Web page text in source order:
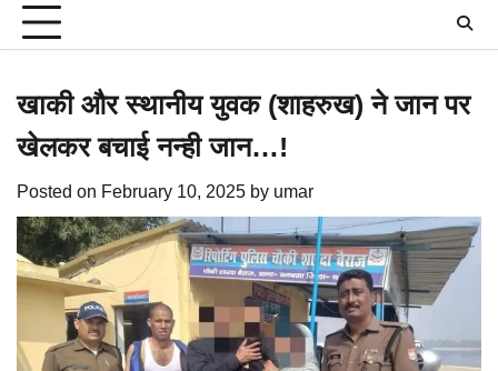
खाकी और स्थानीय युवक (शाहरुख) ने जान पर
खेलकर बचाई नन्ही जान…!
Posted on February 10, 2025 by umar